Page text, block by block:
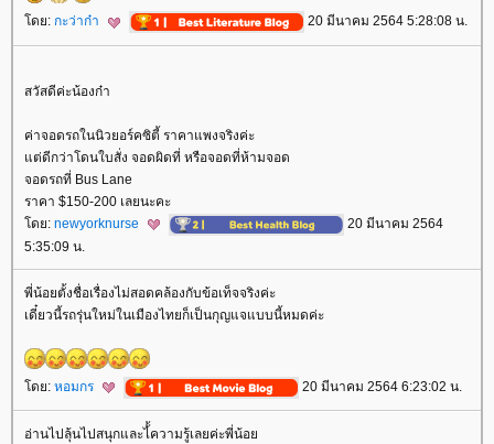
ดย: กะว่าก๋า 20 มีนาคม 2564 5:28:08 น.
สวัสดีค่ะน้องก๋า
ค่าจอดรถในนิวยอร์คซิตี้ ราคาแพงจริงค่ะ
ต่ดีกว่าโดนใบสั่ง จอดผิดที่ หรือจอดที่ห้ามจอด
จอดรถที่ Bus Lane
ราคา $150-200 เลยนะคะ
ดย: newyorknurse
20 มีนาคม 2564
5:35:09 น.
พี่น้อยตั้งชื่อเรื่องไม่สอดคล้องกับข้อเท็จจริงค่ะ
เดี๋ยวนี้รถรุ่นใหม่ในเมืองไทยก็เป็นกุญแจแบบนี้หมดค่ะ
ดย: หอมกร 20 มีนาคม 2564 6:23:02 น.
อ่านไปลุ้นไปสนุกและไ้้ความรู้เลยค่ะพี่น้อ